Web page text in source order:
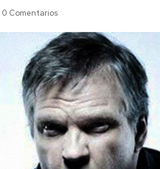
0 Comentarios